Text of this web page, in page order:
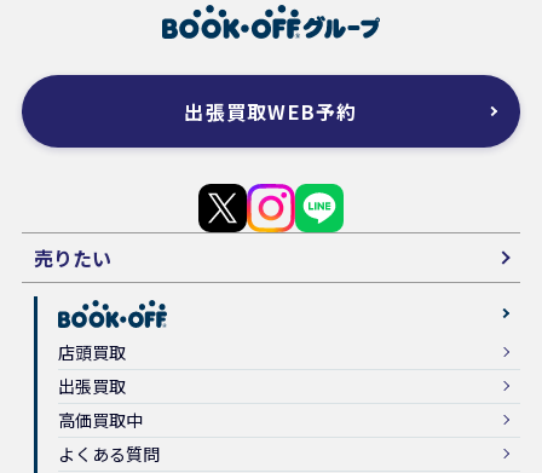
出張買取WEB予約
売りたい
店頭買取
出張買取
高価買取中
よくある質問